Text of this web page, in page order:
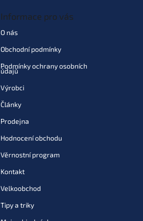
Informace pro vás
O nás
Obchodní podmínky
Podmínky ochrany osobních
údajů
Výrobci
Články
Prodejna
Hodnocení obchodu
Věrnostní program
Kontakt
Velkoobchod
Tipy a triky